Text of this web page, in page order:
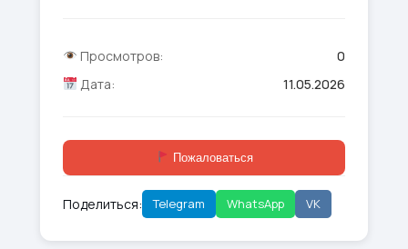
Просмотров:
0
Дата:
11.05.2026
Пожаловаться
Поделиться: Telegram WhatsApp VK